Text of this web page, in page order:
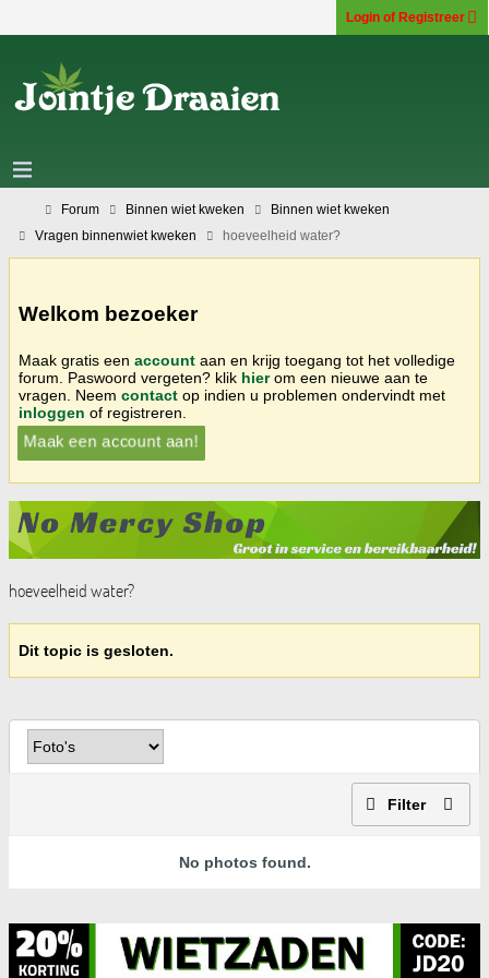
Login of Registreer
Forum Binnen wiet kweken
Binnen wiet kweken
Vragen binnenwiet kweken
hoeveelheid water?
Welkom bezoeker
Maak gratis een account aan en krijg toegang tot het volledige
forum. Paswoord vergeten? klik hierom een nieuwe aan te
vragen. Neem contact op indien u problemen ondervindt met
inloggen of registreren.
Maak een account aan!
hoeveelheid water?
Dit topic is gesloten.
Filter
No photos found.